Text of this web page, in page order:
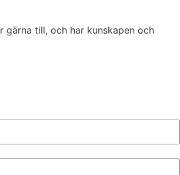
till, och har kunskapen och